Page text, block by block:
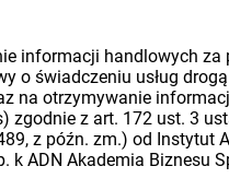
informacji handlowych
o świadczeniu usług
na otrzymywanie
zgodnie z art. 172 ust. 3
z późn. zm.) od
k ADN Akademia Biznesu